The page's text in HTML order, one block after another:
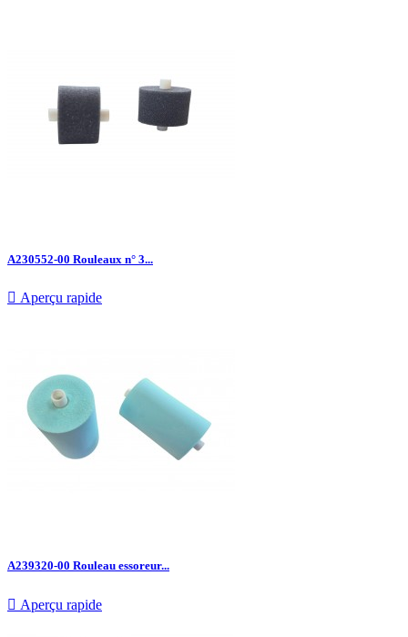
A230552-00 Rouleaux n° 3...
 Aperçu rapide
A239320-00 Rouleau essoreur...
 Aperçu rapide